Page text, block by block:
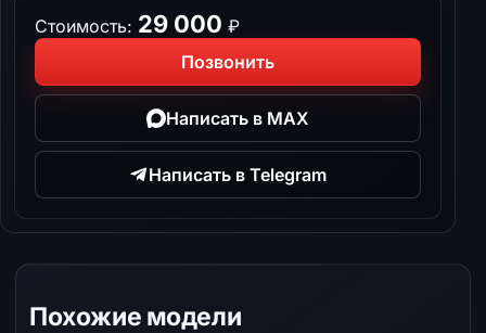
Стоимость: 29 000 ₽
Позвонить
Написать в MAX
Написать в Telegram
Похожие модели